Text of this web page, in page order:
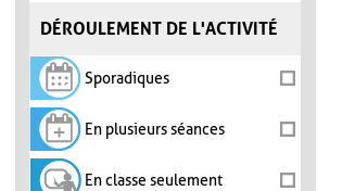
DÉROULEMENT DE L'ACTIVITÉ
Sporadiques
En plusieurs séances
En classe seulement